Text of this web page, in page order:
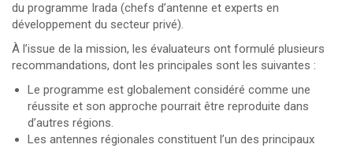
du programme Irada (chefs d’antenne et experts en
développement du secteur privé).
À l’issue de la mission, les évaluateurs ont formulé plusieurs
recommandations, dont les principales sont les suivantes :
Le programme est globalement considéré comme une
réussite et son approche pourrait être reproduite dans
d’autres régions.
Les antennes régionales constituent l’un des principaux